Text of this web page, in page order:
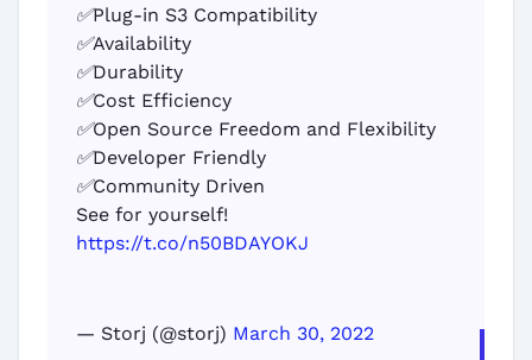
✅Plug-in S3 Compatibility
✅Availability
✅Durability
✅Cost Efficiency
✅Open Source Freedom and Flexibility
✅Developer Friendly
✅Community Driven
See for yourself!
https://t.co/n50BDAYOKJ
— Storj (@storj) March 30, 2022